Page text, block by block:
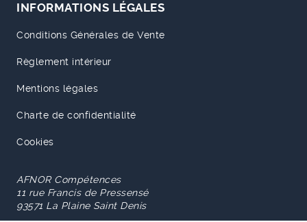
INFORMATIONS LÉGALES
Conditions Générales de Vente
Règlement intérieur
Mentions légales
Charte de confidentialité
Cookies
AFNOR Compétences
11 rue Francis de Pressensé
93571 La Plaine Saint Denis